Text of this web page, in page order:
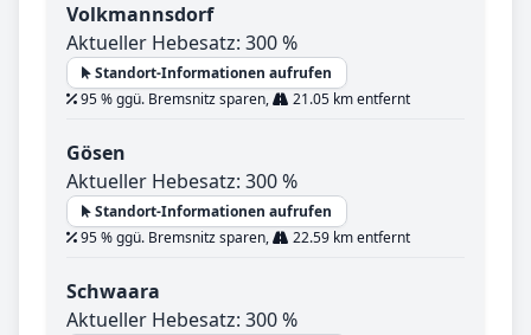
Volkmannsdorf
Aktueller Hebesatz: 300 %
Standort-Informationen aufrufen
95 % ggü. Bremsnitz sparen,
21.05 km entfernt
Gösen
Aktueller Hebesatz: 300 %
Standort-Informationen aufrufen
95 % ggü. Bremsnitz sparen,
22.59 km entfernt
Schwaara
Aktueller Hebesatz: 300 %